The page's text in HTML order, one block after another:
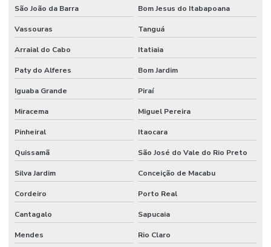
São João da Barra Bom Jesus do Itabapoana
Vassouras Tanguá
Arraial do Cabo Itatiaia
Paty do Alferes Bom Jardim
Iguaba Grande Piraí
Miracema Miguel Pereira
Pinheiral Itaocara
Quissamã São José do Vale do Rio Preto
Silva Jardim Conceição de Macabu
Cordeiro Porto Real
Cantagalo Sapucaia
Mendes Rio Claro